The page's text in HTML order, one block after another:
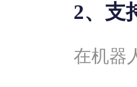
2、支
在机器